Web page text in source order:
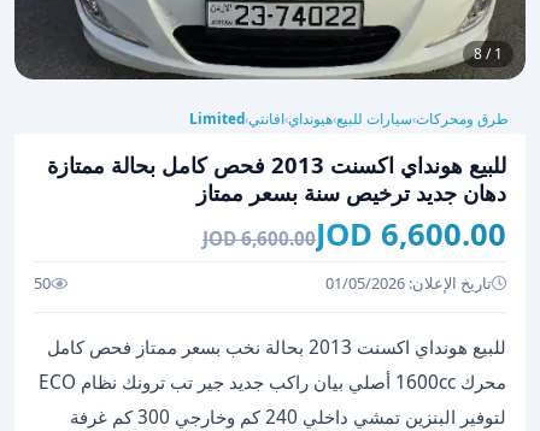
1 / 8
طرق ومحركات›سيارات للبيع›هيونداي›افانتي›
Limited
للبيع هونداي اكسنت 2013 فحص كامل بحالة ممتازة
دهان جديد ترخيص سنة بسعر ممتاز
6,600.00 JOD
6,600.00 JOD
تاريخ الإعلان: 01/05/2026 50
للبيع هونداي اكسنت 2013 بحالة نخب بسعر ممتاز فحص كامل
محرك 1600cc أصلي بيان راكب جديد جير تب ترونك نظام ECO
لتوفير البنزين تمشي داخلي 240 كم وخارجي 300 كم غرفة